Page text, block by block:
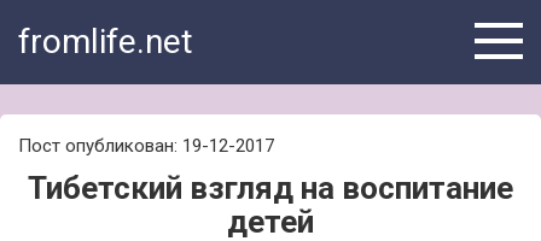
fromlife.net
Пост опубликован: 19-12-2017
Тибетский взгляд на воспитание
детей